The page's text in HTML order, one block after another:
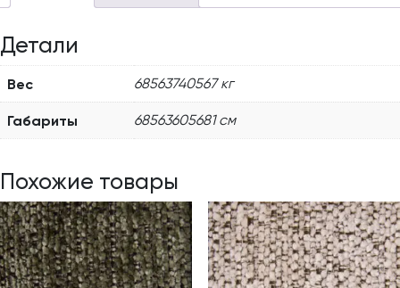
Детали
Вес 68563740567 кг
Габариты 68563605681 см
Похожие товары